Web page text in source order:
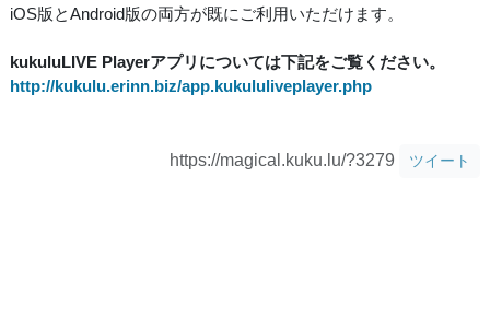
iOS版とAndroid版の両方が既にご利用いただけます。
kukuluLIVE Playerアプリについては下記をご覧ください。
http://kukulu.erinn.biz/app.kukululiveplayer.php
https://magical.kuku.lu/?3279 ツイート